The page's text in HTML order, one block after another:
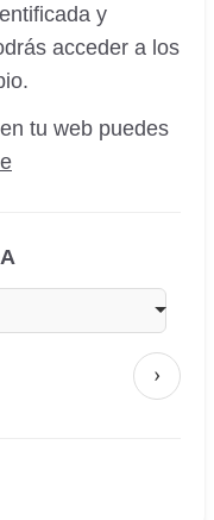
y
acceder a los
tu web puedes
›